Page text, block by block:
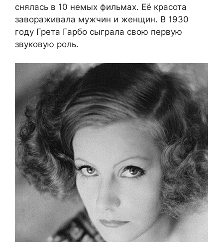
снялась в 10 немых фильмах. Её красота
завораживала мужчин и женщин. В 1930
году Грета Гарбо сыграла свою первую
звуковую роль.